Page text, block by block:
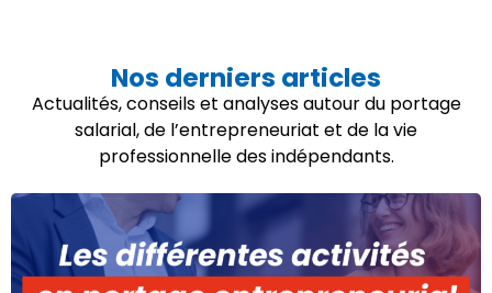
Nos derniers articles
Actualités, conseils et analyses autour du portage
salarial, de l’entrepreneuriat et de la vie
professionnelle des indépendants.